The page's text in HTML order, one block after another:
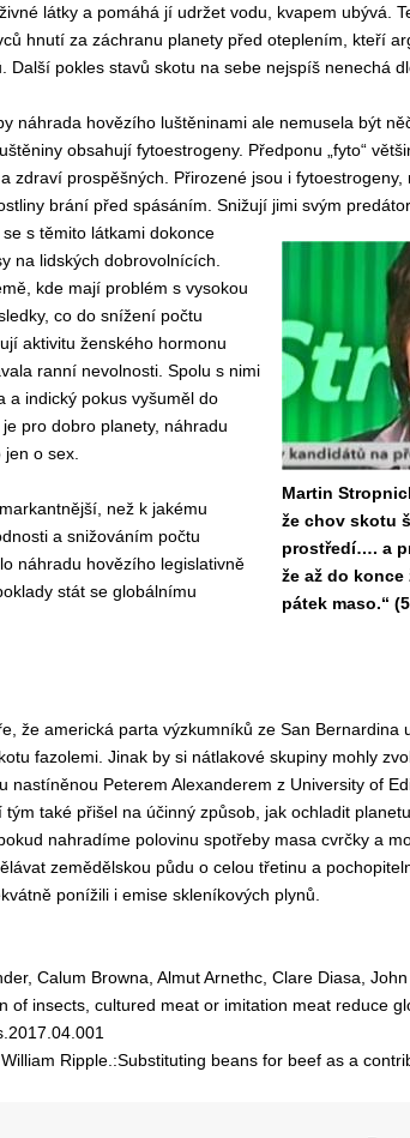
látky a pomáhá jí udržet vodu, kvapem ubývá.
hnutí za záchranu planety před oteplením, kteří
Další pokles stavů skotu na sebe nejspíš nenechá
náhrada hovězího luštěninami ale nemusela být
obsahují fytoestrogeny. Předponu „fyto“
zdraví prospěšných. Přirozené jsou i fytoestrogeny,
brání před spásáním. Snižují jimi svým
Martin
že chov skotu
prostředí…. a
že až do
pátek maso.“
s těmito látkami dokonce
na lidských dobrovolnících.
kde mají problém s vysokou
co do snížení počtu
aktivitu ženského hormonu
ranní nevolnosti. Spolu s nimi
a indický pokus vyšuměl do
pro dobro planety, náhradu
o sex.
než k jakému
a snižováním počtu
náhradu hovězího legislativně
stát se globálnímu
že americká parta výzkumníků ze San Bernardina
fazolemi. Jinak by si nátlakové skupiny mohly
nastíněnou Peterem Alexanderem z University of
tým také přišel na účinný způsob, jak ochladit
nahradíme polovinu spotřeby masa cvrčky a
zemědělskou půdu o celou třetinu a
ponížili i emise skleníkových plynů.
Calum Browna, Almut Arnethc, Clare Diasa,
of insects, cultured meat or imitation meat reduce
Ripple.:Substituting beans for beef as a